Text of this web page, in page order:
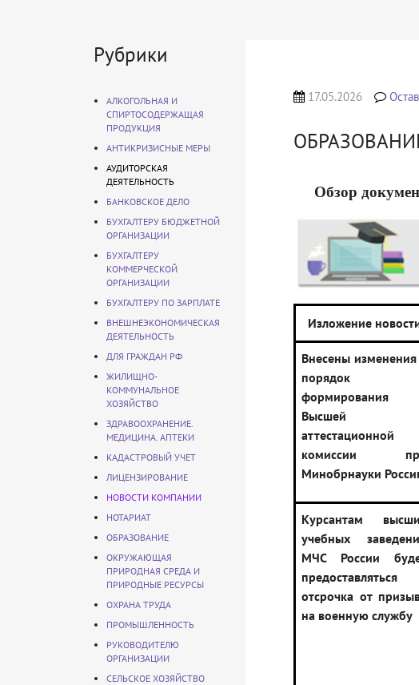
Рубрики
АЛКОГОЛЬНАЯ И
СПИРТОСОДЕРЖАЩАЯ
ПРОДУКЦИЯ
АНТИКРИЗИСНЫЕ МЕРЫ
АУДИТОРСКАЯ
ДЕЯТЕЛЬНОСТЬ
БАНКОВСКОЕ ДЕЛО
БУХГАЛТЕРУ БЮДЖЕТНОЙ
ОРГАНИЗАЦИИ
БУХГАЛТЕРУ
КОММЕРЧЕСКОЙ
ОРГАНИЗАЦИИ
БУХГАЛТЕРУ ПО ЗАРПЛАТЕ
ВНЕШНЕЭКОНОМИЧЕСКАЯ
ДЕЯТЕЛЬНОСТЬ
ДЛЯ ГРАЖДАН РФ
ЖИЛИЩНО-
КОММУНАЛЬНОЕ
ХОЗЯЙСТВО
ЗДРАВООХРАНЕНИЕ.
МЕДИЦИНА. АПТЕКИ
КАДАСТРОВЫЙ УЧЕТ
ЛИЦЕНЗИРОВАНИЕ
НОВОСТИ КОМПАНИИ
НОТАРИАТ
ОБРАЗОВАНИЕ
ОКРУЖАЮЩАЯ
ПРИРОДНАЯ СРЕДА И
ПРИРОДНЫЕ РЕСУРСЫ
ОХРАНА ТРУДА
ПРОМЫШЛЕННОСТЬ
РУКОВОДИТЕЛЮ
ОРГАНИЗАЦИИ
СЕЛЬСКОЕ ХОЗЯЙСТВО
17.05.2026
Обзор
Изложение
Внесены
порядок
формирования
Высшей
аттестационной
комиссии
Минобрнауки
Курсантам
учебных
МЧС России
предоставляться
отсрочка от
на военную службу